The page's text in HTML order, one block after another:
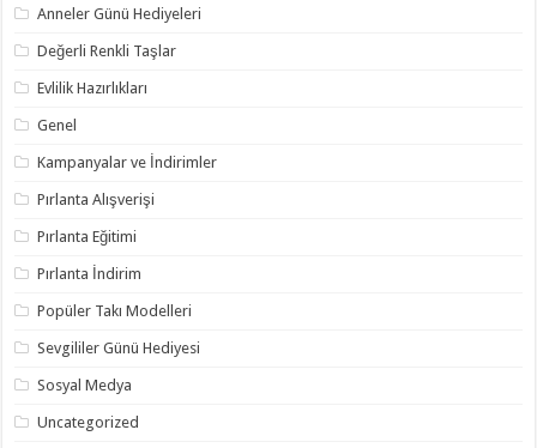
Anneler Günü Hediyeleri
Değerli Renkli Taşlar
Evlilik Hazırlıkları
Genel
Kampanyalar ve İndirimler
Pırlanta Alışverişi
Pırlanta Eğitimi
Pırlanta İndirim
Popüler Takı Modelleri
Sevgililer Günü Hediyesi
Sosyal Medya
Uncategorized